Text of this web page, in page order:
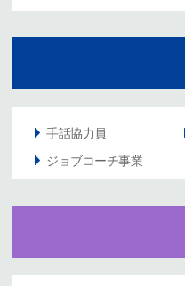
手話協力員
ジョブコーチ事業